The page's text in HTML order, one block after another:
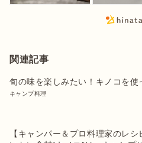
関連記事
旬の味を楽しみたい！キノコを使
キャンプ料理
【キャンパー＆プロ料理家のレ